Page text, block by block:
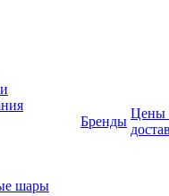
шары
Бренды
Цены